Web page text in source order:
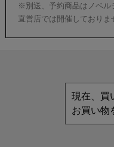
※別送、予約商品はノベ
直営店では開催しておりま
現在、買
お買い物